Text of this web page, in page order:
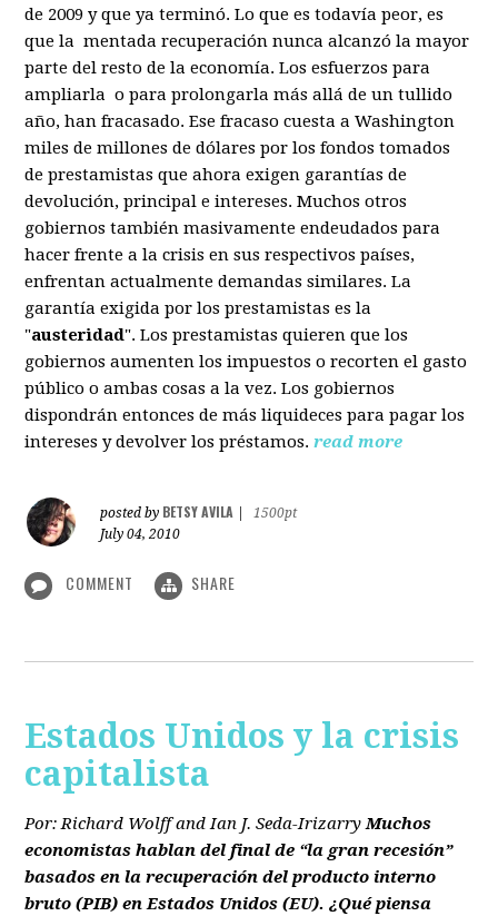
de 2009 y que ya terminó. Lo que es todavía peor, es
que la mentada recuperación nunca alcanzó la mayor
parte del resto de la economía. Los esfuerzos para
ampliarla o para prolongarla más allá de un tullido
año, han fracasado. Ese fracaso cuesta a Washington
miles de millones de dólares por los fondos tomados
de prestamistas que ahora exigen garantías de
devolución, principal e intereses. Muchos otros
gobiernos también masivamente endeudados para
hacer frente a la crisis en sus respectivos países,
enfrentan actualmente demandas similares. La
garantía exigida por los prestamistas es la
"austeridad". Los prestamistas quieren que los
gobiernos aumenten los impuestos o recorten el gasto
público o ambas cosas a la vez. Los gobiernos
dispondrán entonces de más liquideces para pagar los
intereses y devolver los préstamos. read more
posted by BETSY AVILA
1500pt
July 04, 2010
COMMENT SHARE
Estados Unidos y la crisis
capitalista
Por: Richard Wolff and Ian J. Seda-Irizarry Muchos
economistas hablan del final de “la gran recesión”
basados en la recuperación del producto interno
bruto(PIB)en Estados Unidos(EU). ¿Qué piensa